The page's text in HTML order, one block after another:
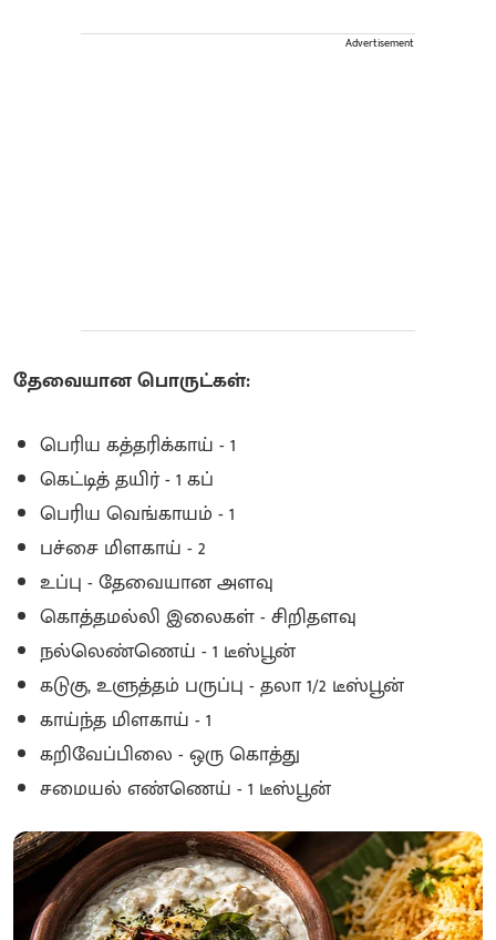
Advertisement
தேவையான பொருட்கள்:
பெரிய கத்தரிக்காய் - 1
கெட்டித் தயிர் - 1 கப்
பெரிய வெங்காயம் - 1
பச்சை மிளகாய் - 2
உப்பு - தேவையான அளவு
கொத்தமல்லி இலைகள் - சிறிதளவு
நல்லெண்ணெய் - 1 டீஸ்பூன்
கடுகு, உளுத்தம் பருப்பு - தலா 1/2 டீஸ்பூன்
காய்ந்த மிளகாய் - 1
கறிவேப்பிலை - ஒரு கொத்து
சமையல் எண்ணெய் - 1 டீஸ்பூன்